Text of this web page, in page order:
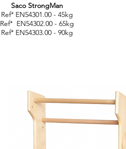
Saco StrongMan
Refª EN54301.00 - 45kg
Refª EN54302.00 - 65kg
Refª EN54303.00 - 90kg